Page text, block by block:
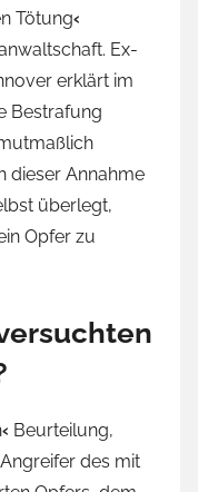
Tötung‹
Ex-
erklärt im
Bestrafung
dieser Annahme
überlegt,
Opfer zu
‹ Beurteilung,
des mit